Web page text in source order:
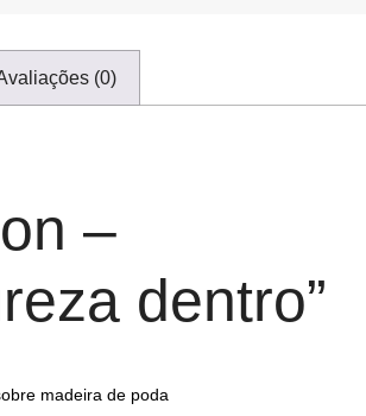
(0)
–
dentro”
madeira de poda